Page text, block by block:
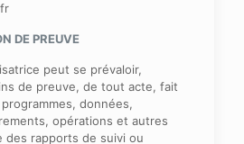
DE PREUVE
peut se prévaloir,
de preuve, de tout acte, fait
données,
opérations et autres
des rapports de suivi ou